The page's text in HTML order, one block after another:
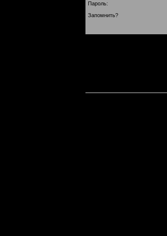
Пароль:
Запомнить?